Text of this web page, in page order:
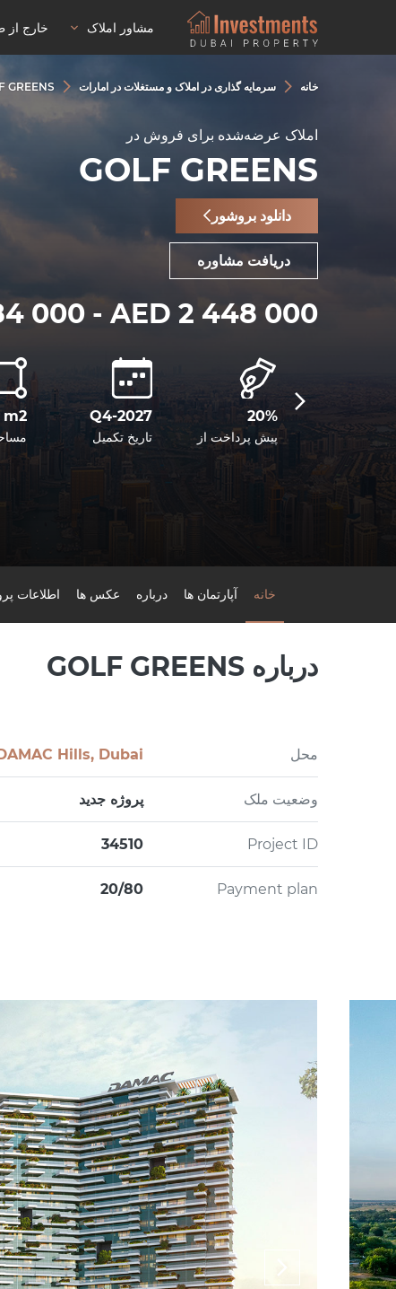
مشاور املاک خارج از
خانه سرمایه گذاری در املاک و مستغلات در امارات GREENS
املاک عرضه‌شده برای فروش در
GOLF GREENS
دانلود بروشور
دریافت مشاوره
000 - AED 2 448 000
m2 Q4-2027
تاریخ تکمیل
20%
پیش پرداخت از
املاک
خانه آپارتمان ها درباره عکس ها اطلاعات
درباره GOLF GREENS
محل Hills, Dubai
وضعیت ملک پروژه جدید
Project ID
34510
Payment plan
20/80